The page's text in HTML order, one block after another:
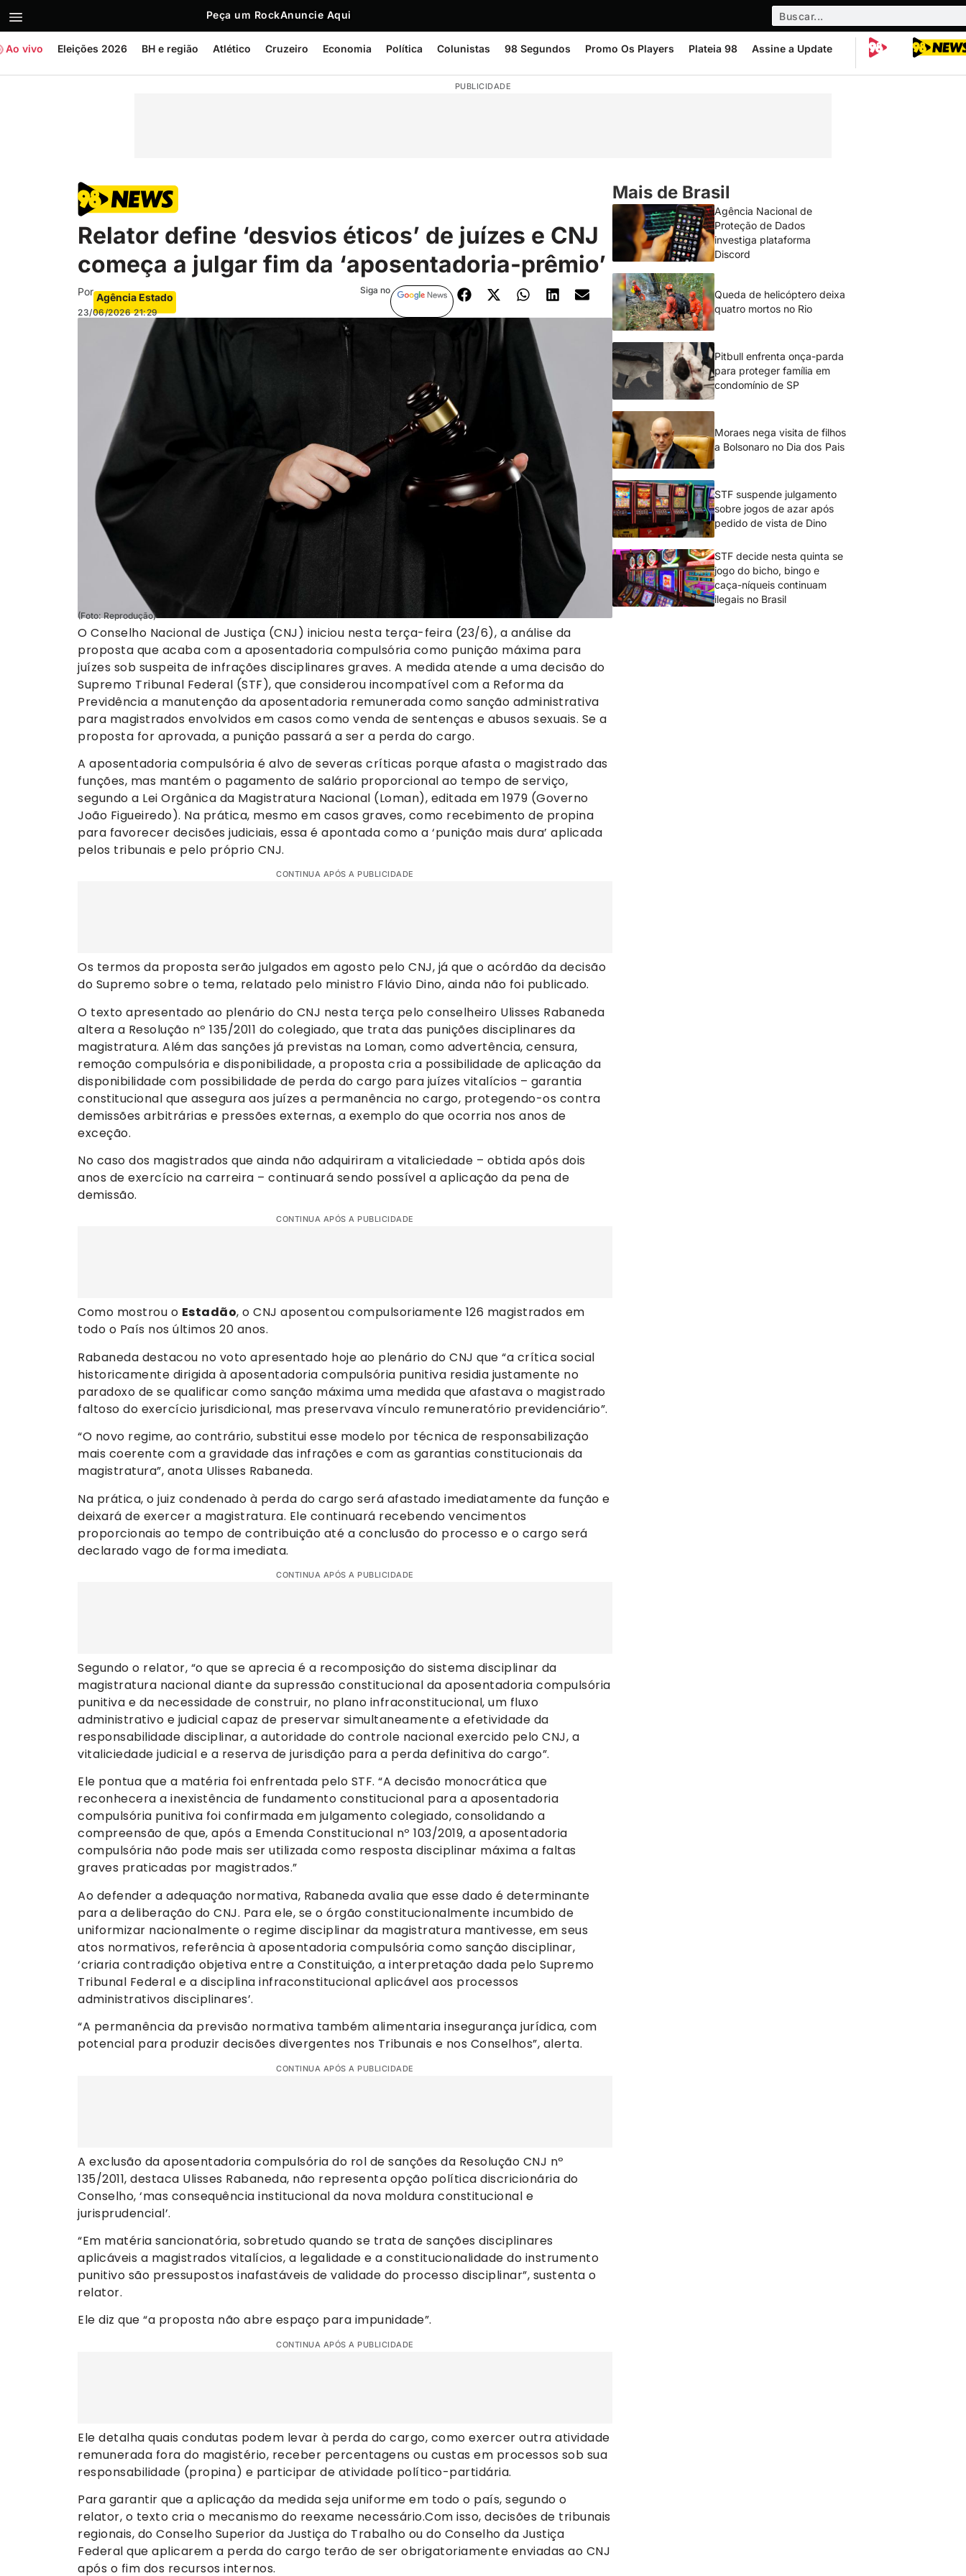
Peça um RockAnuncie Aqui
Ao vivo Eleições 2026 BH e região Atlético Cruzeiro Economia Política Colunistas 98 Segundos Promo Os Players Plateia 98 Assine a Update
PUBLICIDADE
Relator define ‘desvios éticos’ de juízes e CNJ
começa a julgar fim da ‘aposentadoria-prêmio’
Por Agência Estado
23/06/2026 21:29
Siga no
(Foto: Reprodução)
O Conselho Nacional de Justiça (CNJ) iniciou nesta terça-feira (23/6), a análise da
proposta que acaba com a aposentadoria compulsória como punição máxima para
juízes sob suspeita de infrações disciplinares graves. A medida atende a uma decisão do
Supremo Tribunal Federal (STF), que considerou incompatível com a Reforma da
Previdência a manutenção da aposentadoria remunerada como sanção administrativa
para magistrados envolvidos em casos como venda de sentenças e abusos sexuais. Se a
proposta for aprovada, a punição passará a ser a perda do cargo.
A aposentadoria compulsória é alvo de severas críticas porque afasta o magistrado das
funções, mas mantém o pagamento de salário proporcional ao tempo de serviço,
segundo a Lei Orgânica da Magistratura Nacional (Loman), editada em 1979 (Governo
João Figueiredo). Na prática, mesmo em casos graves, como recebimento de propina
para favorecer decisões judiciais, essa é apontada como a ‘punição mais dura’ aplicada
pelos tribunais e pelo próprio CNJ.
CONTINUA APÓS A PUBLICIDADE
Os termos da proposta serão julgados em agosto pelo CNJ, já que o acórdão da decisão
do Supremo sobre o tema, relatado pelo ministro Flávio Dino, ainda não foi publicado.
O texto apresentado ao plenário do CNJ nesta terça pelo conselheiro Ulisses Rabaneda
altera a Resolução nº 135/2011 do colegiado, que trata das punições disciplinares da
magistratura. Além das sanções já previstas na Loman, como advertência, censura,
remoção compulsória e disponibilidade, a proposta cria a possibilidade de aplicação da
disponibilidade com possibilidade de perda do cargo para juízes vitalícios – garantia
constitucional que assegura aos juízes a permanência no cargo, protegendo-os contra
demissões arbitrárias e pressões externas, a exemplo do que ocorria nos anos de
exceção.
No caso dos magistrados que ainda não adquiriram a vitaliciedade – obtida após dois
anos de exercício na carreira – continuará sendo possível a aplicação da pena de
demissão.
CONTINUA APÓS A PUBLICIDADE
Como mostrou o Estadão, o CNJ aposentou compulsoriamente 126 magistrados em
todo o País nos últimos 20 anos.
Rabaneda destacou no voto apresentado hoje ao plenário do CNJ que “a crítica social
historicamente dirigida à aposentadoria compulsória punitiva residia justamente no
paradoxo de se qualificar como sanção máxima uma medida que afastava o magistrado
faltoso do exercício jurisdicional, mas preservava vínculo remuneratório previdenciário”.
“O novo regime, ao contrário, substitui esse modelo por técnica de responsabilização
mais coerente com a gravidade das infrações e com as garantias constitucionais da
magistratura”, anota Ulisses Rabaneda.
Na prática, o juiz condenado à perda do cargo será afastado imediatamente da função e
deixará de exercer a magistratura. Ele continuará recebendo vencimentos
proporcionais ao tempo de contribuição até a conclusão do processo e o cargo será
declarado vago de forma imediata.
CONTINUA APÓS A PUBLICIDADE
Segundo o relator, “o que se aprecia é a recomposição do sistema disciplinar da
magistratura nacional diante da supressão constitucional da aposentadoria compulsória
punitiva e da necessidade de construir, no plano infraconstitucional, um fluxo
administrativo e judicial capaz de preservar simultaneamente a efetividade da
responsabilidade disciplinar, a autoridade do controle nacional exercido pelo CNJ, a
vitaliciedade judicial e a reserva de jurisdição para a perda definitiva do cargo”.
Ele pontua que a matéria foi enfrentada pelo STF. “A decisão monocrática que
reconhecera a inexistência de fundamento constitucional para a aposentadoria
compulsória punitiva foi confirmada em julgamento colegiado, consolidando a
compreensão de que, após a Emenda Constitucional nº 103/2019, a aposentadoria
compulsória não pode mais ser utilizada como resposta disciplinar máxima a faltas
graves praticadas por magistrados.”
Ao defender a adequação normativa, Rabaneda avalia que esse dado é determinante
para a deliberação do CNJ. Para ele, se o órgão constitucionalmente incumbido de
uniformizar nacionalmente o regime disciplinar da magistratura mantivesse, em seus
atos normativos, referência à aposentadoria compulsória como sanção disciplinar,
‘criaria contradição objetiva entre a Constituição, a interpretação dada pelo Supremo
Tribunal Federal e a disciplina infraconstitucional aplicável aos processos
administrativos disciplinares’.
“A permanência da previsão normativa também alimentaria insegurança jurídica, com
potencial para produzir decisões divergentes nos Tribunais e nos Conselhos”, alerta.
CONTINUA APÓS A PUBLICIDADE
A exclusão da aposentadoria compulsória do rol de sanções da Resolução CNJ nº
135/2011, destaca Ulisses Rabaneda, não representa opção política discricionária do
Conselho, ‘mas consequência institucional da nova moldura constitucional e
jurisprudencial’.
“Em matéria sancionatória, sobretudo quando se trata de sanções disciplinares
aplicáveis a magistrados vitalícios, a legalidade e a constitucionalidade do instrumento
punitivo são pressupostos inafastáveis de validade do processo disciplinar”, sustenta o
relator.
Ele diz que “a proposta não abre espaço para impunidade”.
CONTINUA APÓS A PUBLICIDADE
Ele detalha quais condutas podem levar à perda do cargo, como exercer outra atividade
remunerada fora do magistério, receber percentagens ou custas em processos sob sua
responsabilidade (propina) e participar de atividade político-partidária.
Para garantir que a aplicação da medida seja uniforme em todo o país, segundo o
relator, o texto cria o mecanismo do reexame necessário.Com isso, decisões de tribunais
regionais, do Conselho Superior da Justiça do Trabalho ou do Conselho da Justiça
Federal que aplicarem a perda do cargo terão de ser obrigatoriamente enviadas ao CNJ
após o fim dos recursos internos.
Mais de Brasil
Agência Nacional de
Proteção de Dados
investiga plataforma
Discord
Queda de helicóptero deixa
quatro mortos no Rio
Pitbull enfrenta onça-parda
para proteger família em
condomínio de SP
Moraes nega visita de filhos
a Bolsonaro no Dia dos Pais
STF suspende julgamento
sobre jogos de azar após
pedido de vista de Dino
STF decide nesta quinta se
jogo do bicho, bingo e
caça-níqueis continuam
ilegais no Brasil